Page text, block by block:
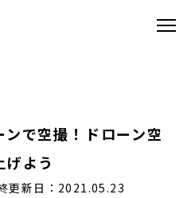
で空撮！ドローン空
よう
更新日：2021.05.23